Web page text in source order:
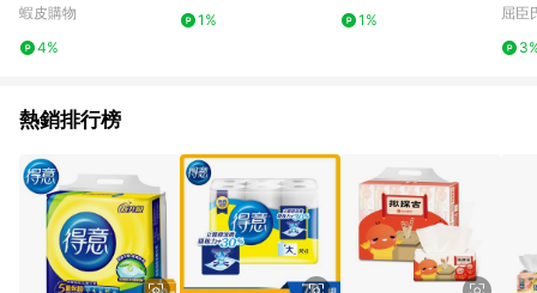
柔軟超柔乾溼兩用紙擦
蝦皮購物
4%
1%
1%
屈臣
熱銷排行榜